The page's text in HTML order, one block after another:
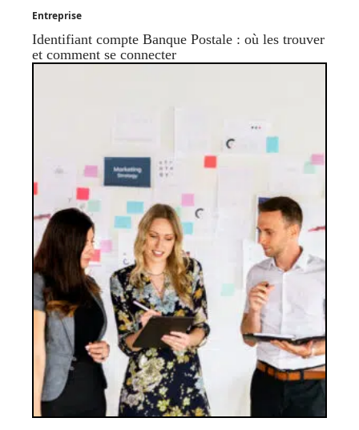
Entreprise
Identifiant compte Banque Postale : où les trouver
et comment se connecter